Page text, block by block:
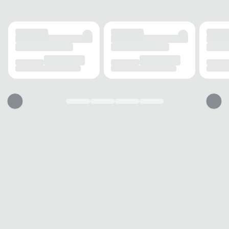
DETALHES
Com zíper
Acabamento
Refinado
Letra C
MODELO